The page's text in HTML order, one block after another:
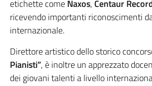
etichette comeNaxos, Centaur
ricevendo importanti riconoscimenti
internazionale.
Direttore artistico dello storico
Pianisti”, è inoltre un apprezzato
dei giovani talenti a livello